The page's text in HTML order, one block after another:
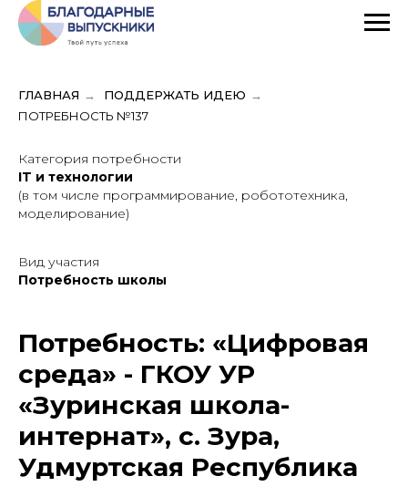
ГЛАВНАЯ → ПОДДЕРЖАТЬ ИДЕЮ →
ПОТРЕБНОСТЬ №137
Категория потребности
IT и технологии
(в том числе программирование, робототехника,
моделирование)
Вид участия
Потребность школы
Потребность: «Цифровая
среда» - ГКОУ УР
«Зуринская школа-
интернат», с. Зура,
Удмуртская Республика